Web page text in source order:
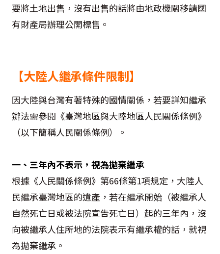
要將土地出售，沒有出售的話將由地政機關移請國
有財產局辦理公開標售。
【大陸人繼承條件限制】
因大陸與台灣有著特殊的國情關係，若要詳知繼承
辦法需參閱《臺灣地區與大陸地區人民關係條例》
（以下簡稱人民關係條例）。
一、三年內不表示，視為拋棄繼承
根據《人民關係條例》第66條第1項規定，大陸人
民繼承臺灣地區的遺產，若在繼承開始（被繼承人
自然死亡日或被法院宣告死亡日）起的三年內，沒
向被繼承人住所地的法院表示有繼承權的話，就視
為拋棄繼承。